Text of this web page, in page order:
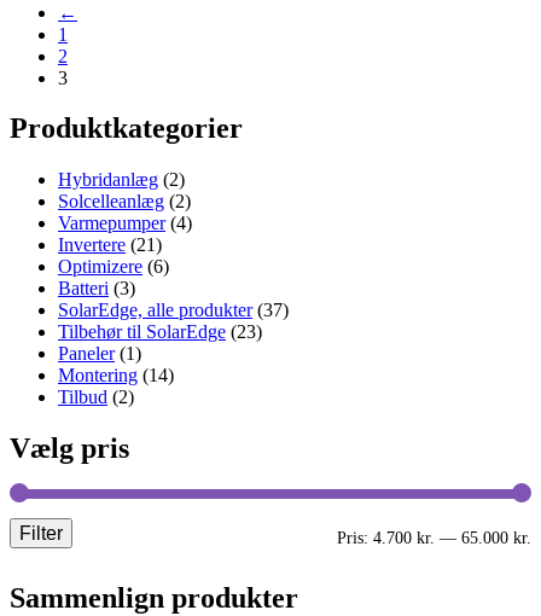
←
1
2
3
Produktkategorier
Hybridanlæg (2)
Solcelleanlæg (2)
Varmepumper (4)
Invertere (21)
Optimizere (6)
Batteri (3)
SolarEdge, alle produkter (37)
Tilbehør til SolarEdge (23)
Paneler (1)
Montering (14)
Tilbud (2)
Vælg pris
Filter Pris: 4.700 kr. — 65.000 kr.
Sammenlign produkter